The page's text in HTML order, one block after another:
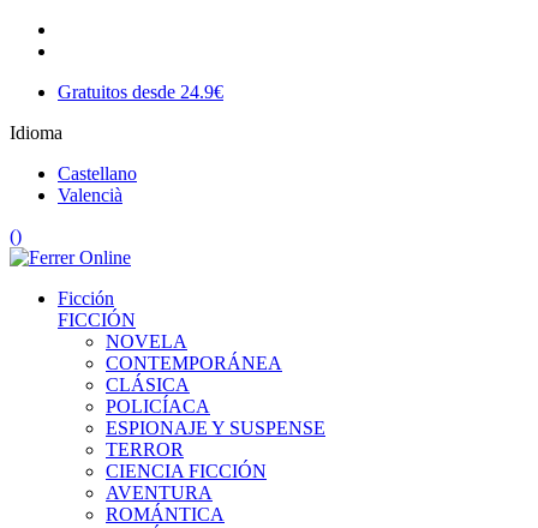
Gratuitos desde 24.9€
Idioma
Castellano
Valencià
()
Ficción
FICCIÓN
NOVELA
CONTEMPORÁNEA
CLÁSICA
POLICÍACA
ESPIONAJE Y SUSPENSE
TERROR
CIENCIA FICCIÓN
AVENTURA
ROMÁNTICA